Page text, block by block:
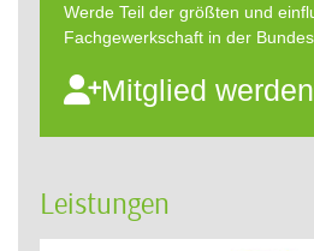
Werde Teil der größten und
Fachgewerkschaft in der
Mitglied werden
Leistungen